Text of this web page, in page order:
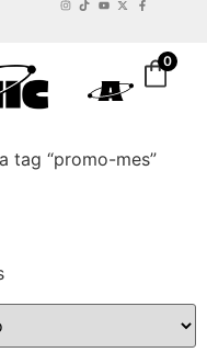
0
tag “promo-mes”